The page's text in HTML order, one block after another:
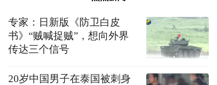
专家：日新版《防卫白皮
书》“贼喊捉贼”，想向外界
传达三个信号
20岁中国男子在泰国被刺身